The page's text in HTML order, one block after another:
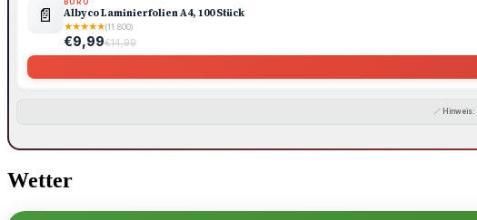
📄
BÜRO
Albyco Laminierfolien A4, 100 Stück
★★★★★(11.800)
€9,99€14,99
🔗 Hinweis:
Wetter